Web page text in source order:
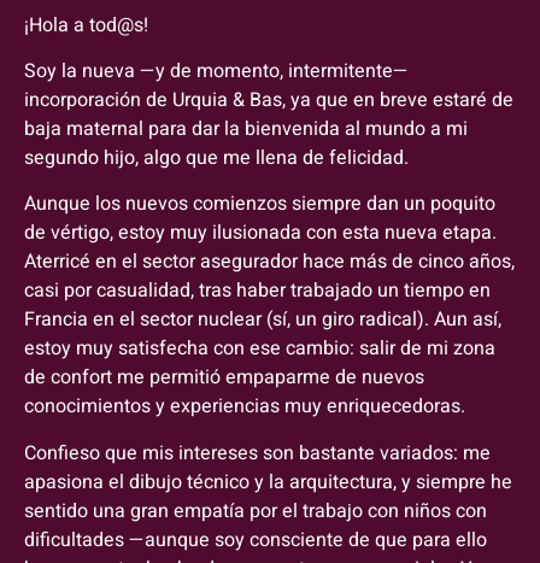
¡Hola a tod@s!
Soy la nueva —y de momento, intermitente—
incorporación de Urquia & Bas, ya que en breve estaré de
baja maternal para dar la bienvenida al mundo a mi
segundo hijo, algo que me llena de felicidad.
Aunque los nuevos comienzos siempre dan un poquito
de vértigo, estoy muy ilusionada con esta nueva etapa.
Aterricé en el sector asegurador hace más de cinco años,
casi por casualidad, tras haber trabajado un tiempo en
Francia en el sector nuclear (sí, un giro radical). Aun así,
estoy muy satisfecha con ese cambio: salir de mi zona
de confort me permitió empaparme de nuevos
conocimientos y experiencias muy enriquecedoras.
Confieso que mis intereses son bastante variados: me
apasiona el dibujo técnico y la arquitectura, y siempre he
sentido una gran empatía por el trabajo con niños con
dificultades —aunque soy consciente de que para ello